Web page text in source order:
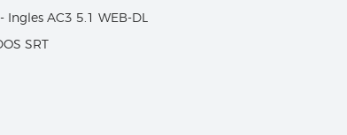
Ingles AC3 5.1 WEB-DL
SRT